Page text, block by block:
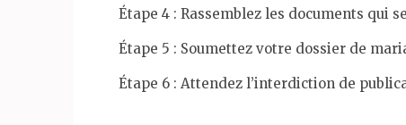
Étape 4 : Rassemblez les documents qui
Étape 5 : Soumettez votre dossier de
Étape 6 : Attendez l’interdiction de